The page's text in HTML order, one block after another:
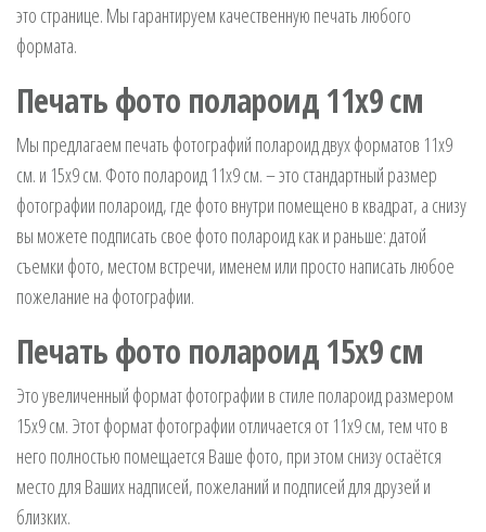
это странице. Мы гарантируем качественную печать любого
формата.
Печать фото полароид 11х9 см
Мы предлагаем печать фотографий полароид двух форматов 11х9
см. и 15х9 см. Фото полароид 11х9 см. – это стандартный размер
фотографии полароид, где фото внутри помещено в квадрат, а снизу
вы можете подписать свое фото полароид как и раньше: датой
съемки фото, местом встречи, именем или просто написать любое
пожелание на фотографии.
Печать фото полароид 15х9 см
Это увеличенный формат фотографии в стиле полароид размером
15х9 см. Этот формат фотографии отличается от 11х9 см, тем что в
него полностью помещается Ваше фото, при этом снизу остаётся
место для Ваших надписей, пожеланий и подписей для друзей и
близких.